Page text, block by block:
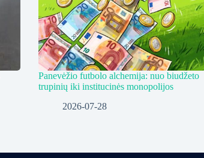
Panevėžio futbolo alchemija: nuo biudžeto
trupinių iki institucinės monopolijos
2026-07-28